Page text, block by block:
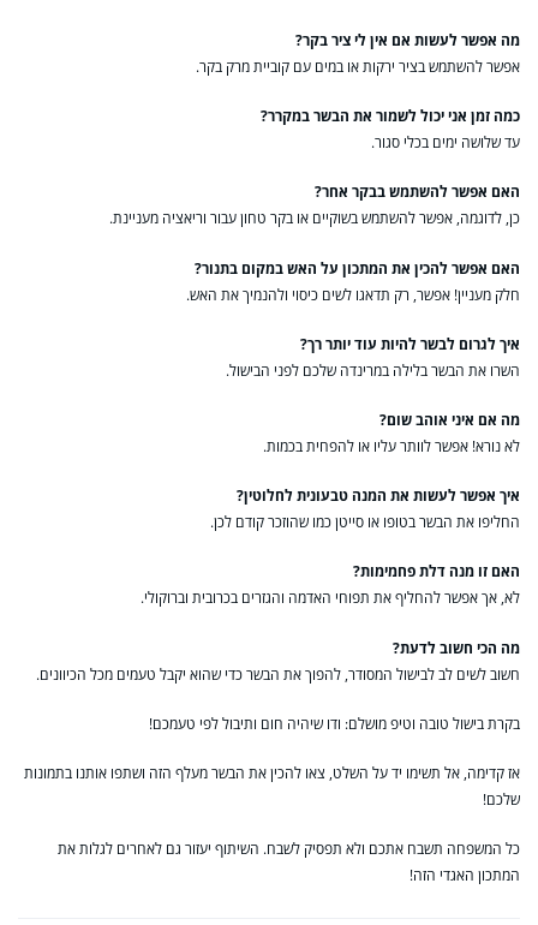
מה אפשר לעשות אם אין לי ציר בקר?
אפשר להשתמש בציר ירקות או במים עם קוביית מרק בקר.
כמה זמן אני יכול לשמור את הבשר במקרר?
עד שלושה ימים בכלי סגור.
האם אפשר להשתמש בבקר אחר?
כן, לדוגמה, אפשר להשתמש בשוקיים או בקר טחון עבור וריאציה מעניינת.
האם אפשר להכין את המתכון על האש במקום בתנור?
חלק מעניין! אפשר, רק תדאגו לשים כיסוי ולהנמיך את האש.
איך לגרום לבשר להיות עוד יותר רך?
השרו את הבשר בלילה במרינדה שלכם לפני הבישול.
מה אם איני אוהב שום?
לא נורא! אפשר לוותר עליו או להפחית בכמות.
איך אפשר לעשות את המנה טבעונית לחלוטין?
החליפו את הבשר בטופו או סייטן כמו שהוזכר קודם לכן.
האם זו מנה דלת פחמימות?
לא, אך אפשר להחליף את תפוחי האדמה והגזרים בכרובית וברוקולי.
מה הכי חשוב לדעת?
חשוב לשים לב לבישול המסודר, להפוך את הבשר כדי שהוא יקבל טעמים מכל הכיוונים.
בקרת בישול טובה וטיפ מושלם: ודו שיהיה חום ותיבול לפי טעמכם!
אז קדימה, אל תשימו יד על השלט, צאו להכין את הבשר מעלף הזה ושתפו אותנו בתמונות
שלכם!
כל המשפחה תשבח אתכם ולא תפסיק לשבח. השיתוף יעזור גם לאחרים לגלות את
המתכון האגדי הזה!